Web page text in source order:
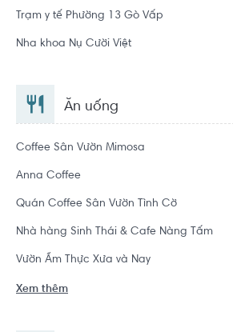
Trạm y tế Phường 13 Gò Vấp
Nha khoa Nụ Cười Việt
Ăn uống
Coffee Sân Vườn Mimosa
Anna Coffee
Quán Coffee Sân Vườn Tình Cờ
Nhà hàng Sinh Thái & Cafe Nàng Tấm
Vườn Ẩm Thực Xưa và Nay
Xem thêm